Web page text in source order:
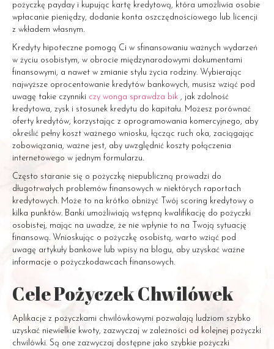
pożyczkę payday i kupując kartę kredytową, która umożliwia osobie
wpłacanie pieniędzy, dodanie konta oszczędnościowego lub licencji
z wkładem własnym.
Kredyty hipoteczne pomogą Ci w sfinansowaniu ważnych wydarzeń
w życiu osobistym, w obrocie międzynarodowymi dokumentami
finansowymi, a nawet w zmianie stylu życia rodziny. Wybierając
najwyższe oprocentowanie kredytów bankowych, musisz wziąć pod
uwagę takie czynniki czy wonga sprawdza bik , jak zdolność
kredytowa, zysk i stosunek kredytu do kapitału. Możesz porównać
oferty kredytów, korzystając z oprogramowania komercyjnego, aby
określić pełny koszt ważnego wniosku, łącząc ruch oka, zaciągając
zobowiązania, ważne jest, aby uwzględnić koszty połączenia
internetowego w jednym formularzu.
Często staranie się o pożyczkę niepubliczną prowadzi do
długotrwałych problemów finansowych w niektórych raportach
kredytowych. Może to na krótko obniżyć Twój scoring kredytowy o
kilka punktów. Banki umożliwiają wstępną kwalifikację do pożyczki
osobistej, mając na uwadze, że nie wpłynie to na Twoją sytuację
finansową. Wnioskując o pożyczkę osobistą, warto wziąć pod
uwagę artykuły bankowe lub wpisy na blogu, aby uzyskać ważne
informacje o pożyczkodawcach finansowych.
Cele Pożyczek Chwilówek
Aplikacje z pożyczkami chwilówkowymi pozwalają ludziom szybko
uzyskać niewielkie kwoty, zazwyczaj w zależności od kolejnej pożyczki
chwilówki. Są one zazwyczaj dostępne jako szybkie pożyczki